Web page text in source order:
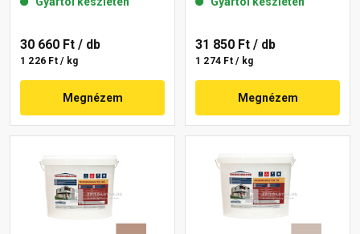
30 660 Ft / db
1 226 Ft / kg
Megnézem
31 850 Ft / db
1 274 Ft / kg
Megnézem